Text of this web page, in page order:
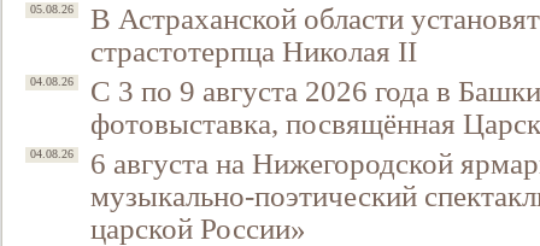
05.08.26
В Астраханской области
страстотерпца Николая II
04.08.26
С 3 по 9 августа 2026 года в
фотовыставка, посвящённая
04.08.26
6 августа на Нижегородской
музыкально-поэтический
царской России»